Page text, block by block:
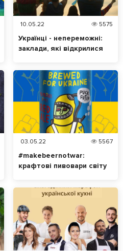
10.05.22 5575
Українці - непереможні:
заклади, які відкрилися
03.05.22 5567
#makebeernotwar:
крафтові пивовари світу
допомоги українцям